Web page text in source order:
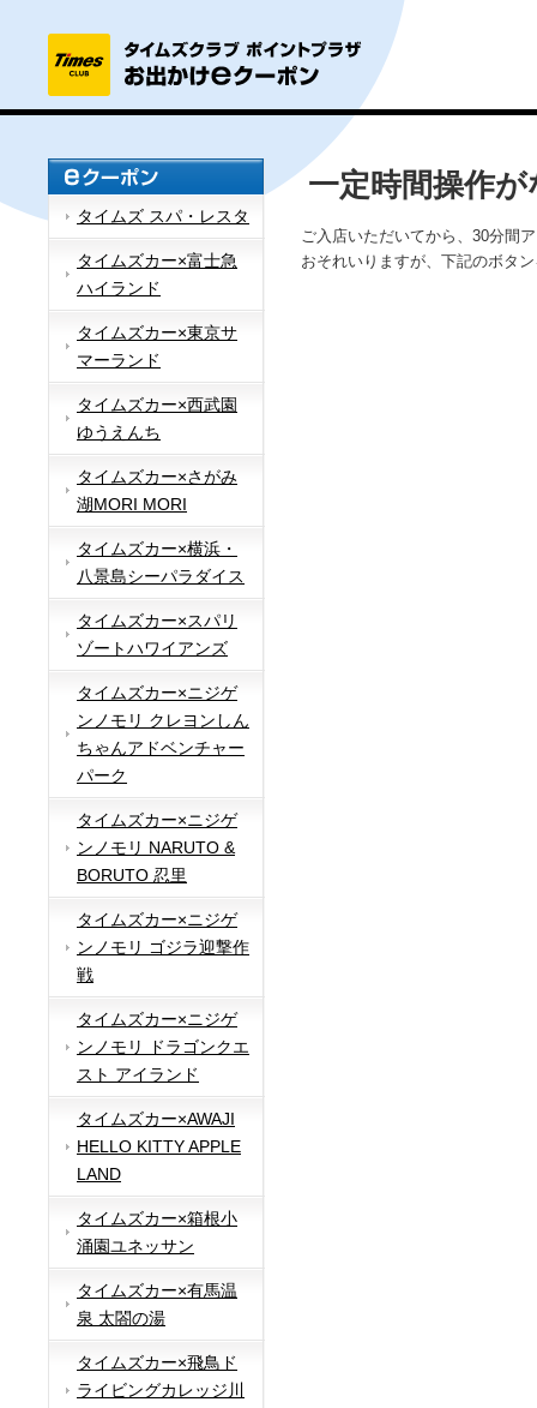
タイムズ スパ・レスタ
タイムズカー×富士急
ハイランド
タイムズカー×東京サ
マーランド
タイムズカー×西武園
ゆうえんち
タイムズカー×さがみ
湖MORI MORI
タイムズカー×横浜・
八景島シーパラダイス
タイムズカー×スパリ
ゾートハワイアンズ
タイムズカー×ニジゲ
ンノモリ クレヨンしん
ちゃんアドベンチャー
パーク
タイムズカー×ニジゲ
ンノモリ NARUTO &
BORUTO 忍里
タイムズカー×ニジゲ
ンノモリ ゴジラ迎撃作
戦
タイムズカー×ニジゲ
ンノモリ ドラゴンクエ
スト アイランド
タイムズカー×AWAJI
HELLO KITTY APPLE
LAND
タイムズカー×箱根小
涌園ユネッサン
タイムズカー×有馬温
泉 太閤の湯
タイムズカー×飛鳥ド
ライビングカレッジ川
一定時間操作
ご入店いただいてから、30分間
おそれいりますが、下記のボタ